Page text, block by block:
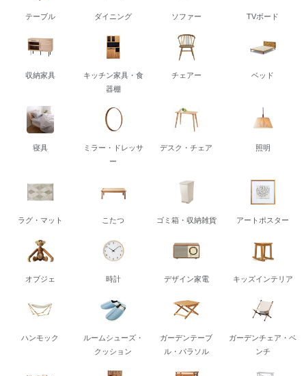
テーブル ダイニング ソファー TVボード
収納家具
キッチン家具・食
器棚
チェアー ベッド
寝具
ミラー・ドレッサ
ー
デスク・チェア 照明
ラグ・マット こたつ ゴミ箱・収納雑貨 アートポスター
オブジェ 時計 デザイン家電 キッズインテリア
ハンモック
ルームシューズ・
クッション
ガーデンテーブ
ル・パラソル
ガーデンチェア・ベ
ンチ